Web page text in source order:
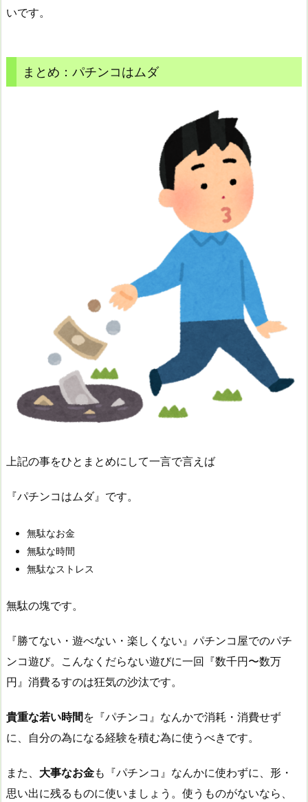
いです。
まとめ：パチンコはムダ
上記の事をひとまとめにして一言で言えば
『パチンコはムダ』です。
無駄なお金
無駄な時間
無駄なストレス
無駄の塊です。
『勝てない・遊べない・楽しくない』パチンコ屋でのパチ
ンコ遊び。こんなくだらない遊びに一回『数千円〜数万
円』消費るすのは狂気の沙汰です。
貴重な若い時間 を『パチンコ』なんかで消耗・消費せず
に、自分の為になる経験を積む為に使うべきです。
また、 大事なお金も『パチンコ』なんかに使わずに、形・
思い出に残るものに使いましょう。使うものがないなら、